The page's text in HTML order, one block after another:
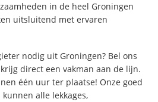
in de heel Groningen
uitsluitend met ervaren
nodig uit Groningen? Bel ons
direct een vakman aan de lijn.
één uur ter plaatse! Onze goed
alle lekkages,